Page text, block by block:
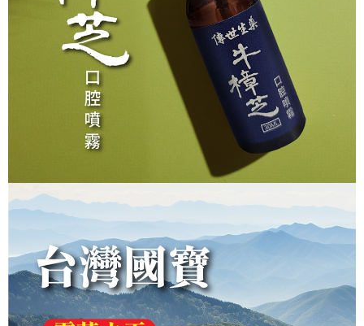
由本公司與您本人進行分期帳單所需資料之確認、核對及更正。
3.完整用戶服務條款，請詳閱以下連結：
https://oppay.tw/userRule
7-11取貨付款
付款後7-11取貨
免運費